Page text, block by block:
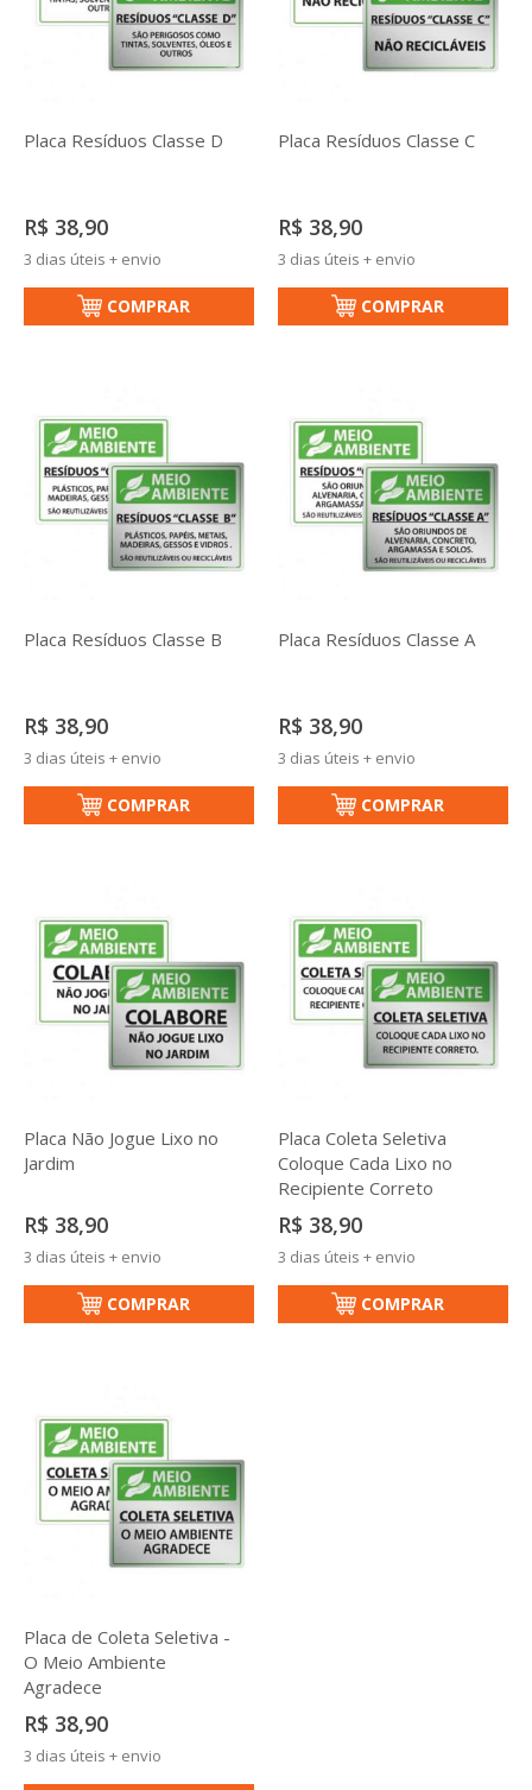
Placa Resíduos Classe D
R$ 38,90
3 dias úteis + envio
COMPRAR
Placa Resíduos Classe C
R$ 38,90
3 dias úteis + envio
COMPRAR
Placa Resíduos Classe B
R$ 38,90
3 dias úteis + envio
COMPRAR
Placa Resíduos Classe A
R$ 38,90
3 dias úteis + envio
COMPRAR
Placa Não Jogue Lixo no
Jardim
R$ 38,90
3 dias úteis + envio
COMPRAR
Placa Coleta Seletiva
Coloque Cada Lixo no
Recipiente Correto
R$ 38,90
3 dias úteis + envio
COMPRAR
Placa de Coleta Seletiva -
O Meio Ambiente
Agradece
R$ 38,90
3 dias úteis + envio